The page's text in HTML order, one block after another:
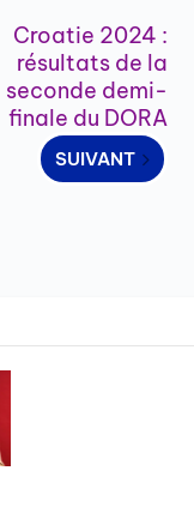
Croatie 2024 :
résultats de la
seconde demi-
finale du DORA
SUIVANT